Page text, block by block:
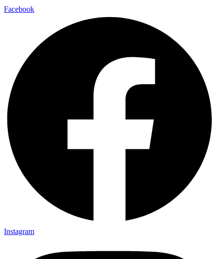
Facebook
Instagram